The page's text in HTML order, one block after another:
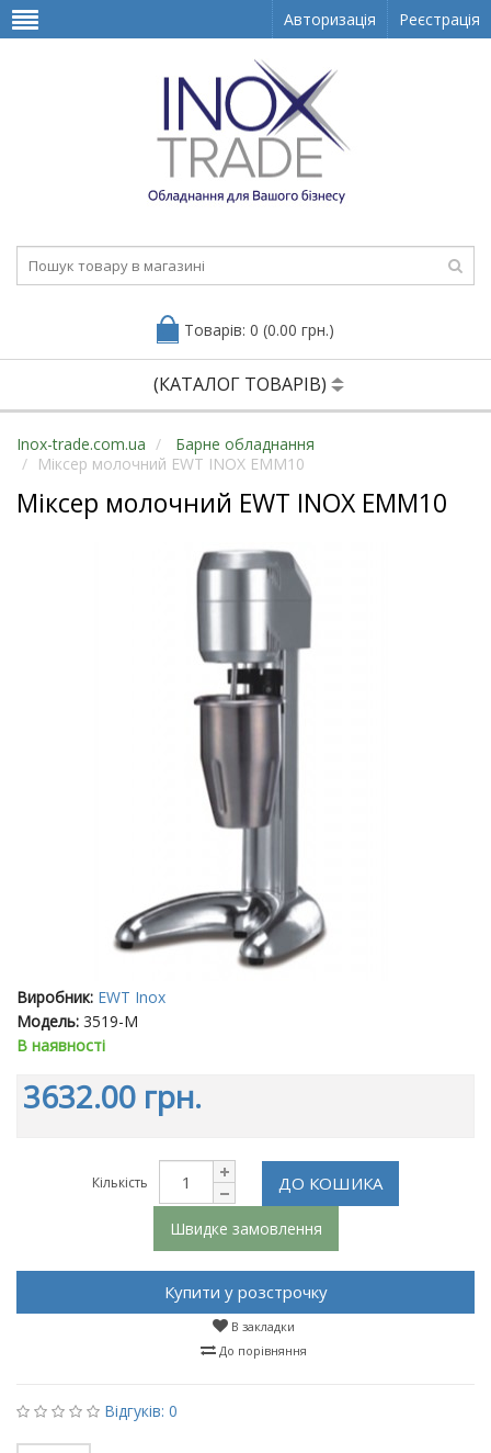
Авторизація Реєстрація
Товарів: 0 (0.00 грн.)
(КАТАЛОГ ТОВАРІВ)
Inox-trade.com.ua
Барне обладнання
Міксер молочний EWT INOX EMM10
Міксер молочний EWT INOX EMM10
Виробник: EWT Inox
Модель: 3519-M
В наявності
3632.00 грн.
Кількість ДО КОШИКА
Швидке замовлення
Купити у розстрочку
В закладки
До порівняння
Відгуків: 0